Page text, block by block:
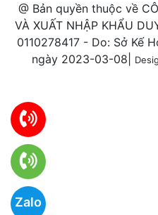
Zalo
@ Bản quyền thuộc về
VÀ XUẤT NHẬP KHẨU
0110278417 - Do: Sở Kế
ngày 2023-03-08|